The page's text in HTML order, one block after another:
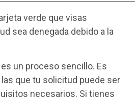
verde que visas
sea denegada debido a la
un proceso sencillo. Es
que tu solicitud puede ser
necesarios. Si tienes